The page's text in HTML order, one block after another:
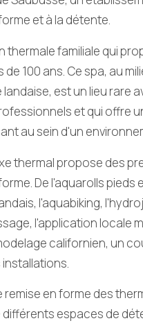
et à la détente.
thermale familiale qui
de 100 ans. Ce spa, au
est un lieu rare
et qui offre
au sein d'un
thermal propose des
De l'aquarolls pieds
l'aquabiking,
l'application locale
californien, un
remise en forme des
espaces de